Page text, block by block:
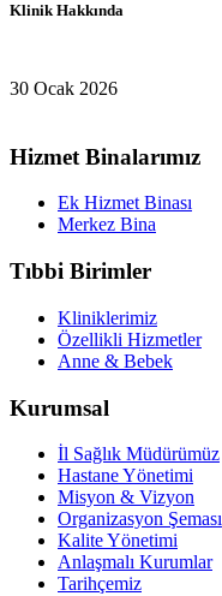
Klinik Hakkında
30 Ocak 2026
Hizmet Binalarımız
Ek Hizmet Binası
Merkez Bina
Tıbbi Birimler
Kliniklerimiz
Özellikli Hizmetler
Anne & Bebek
Kurumsal
İl Sağlık Müdürümüz
Hastane Yönetimi
Misyon & Vizyon
Organizasyon Şeması
Kalite Yönetimi
Anlaşmalı Kurumlar
Tarihçemiz